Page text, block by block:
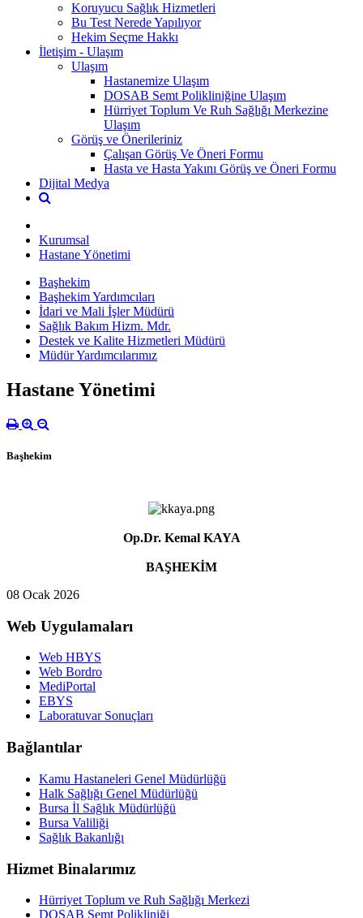
Koruyucu Sağlık Hizmetleri
Bu Test Nerede Yapılıyor
Hekim Seçme Hakkı
İletişim - Ulaşım
Ulaşım
Hastanemize Ulaşım
DOSAB Semt Polikliniğine Ulaşım
Hürriyet Toplum Ve Ruh Sağlığı Merkezine
Ulaşım
Görüş ve Önerileriniz
Çalışan Görüş Ve Öneri Formu
Hasta ve Hasta Yakını Görüş ve Öneri Formu
Dijital Medya
Kurumsal
Hastane Yönetimi
Başhekim
Başhekim Yardımcıları
İdari ve Mali İşler Müdürü
Sağlık Bakım Hizm. Mdr.
Destek ve Kalite Hizmetleri Müdürü
Müdür Yardımcılarımız
Hastane Yönetimi
Başhekim
Op.Dr. Kemal KAYA
BAŞHEKİM
08 Ocak 2026
Web Uygulamaları
Web HBYS
Web Bordro
MediPortal
EBYS
Laboratuvar Sonuçları
Bağlantılar
Kamu Hastaneleri Genel Müdürlüğü
Halk Sağlığı Genel Müdürlüğü
Bursa İl Sağlık Müdürlüğü
Bursa Valiliği
Sağlık Bakanlığı
Hizmet Binalarımız
Hürriyet Toplum ve Ruh Sağlığı Merkezi
DOSAB Semt Polikliniği